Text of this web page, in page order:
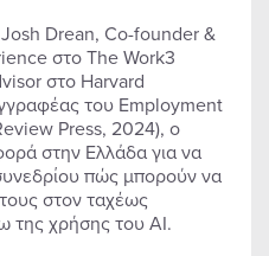
Drean, Co-founder &
στο The Work3
στο Harvard
του Employment
Press, 2024), ο
στην Ελλάδα για να
πώς μπορούν να
στον ταχέως
της χρήσης του ΑΙ.